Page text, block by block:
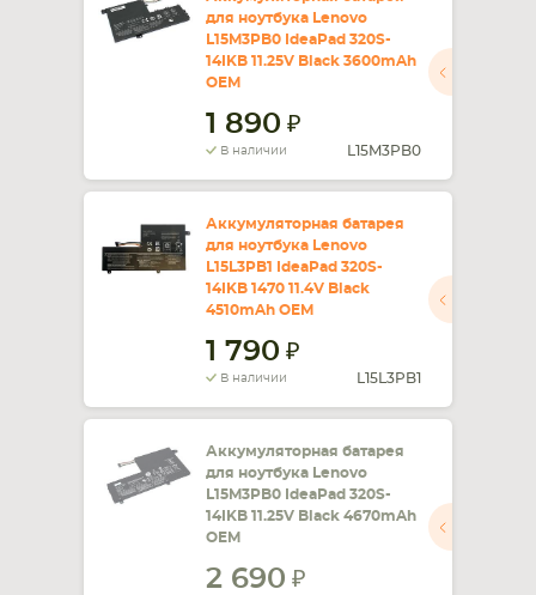
КОМПЛЕКТУЮЩИЕ
для ноутбука Lenovo
L15M3PB0 IdeaPad 320S-
14IKB 11.25V Black 3600mAh
OEM
1 890
В наличии L15M3PB0
Аккумуляторная батарея
для ноутбука Lenovo
L15L3PB1 IdeaPad 320S-
14IKB 1470 11.4V Black
4510mAh OEM
1 790
В наличии L15L3PB1
Аккумуляторная батарея
для ноутбука Lenovo
L15M3PB0 IdeaPad 320S-
14IKB 11.25V Black 4670mAh
OEM
2 690